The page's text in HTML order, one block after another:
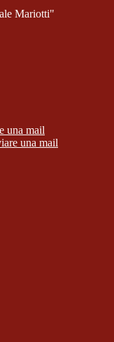
Mariotti"
una mail
una mail